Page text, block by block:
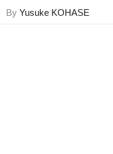
By Yusuke KOHASE